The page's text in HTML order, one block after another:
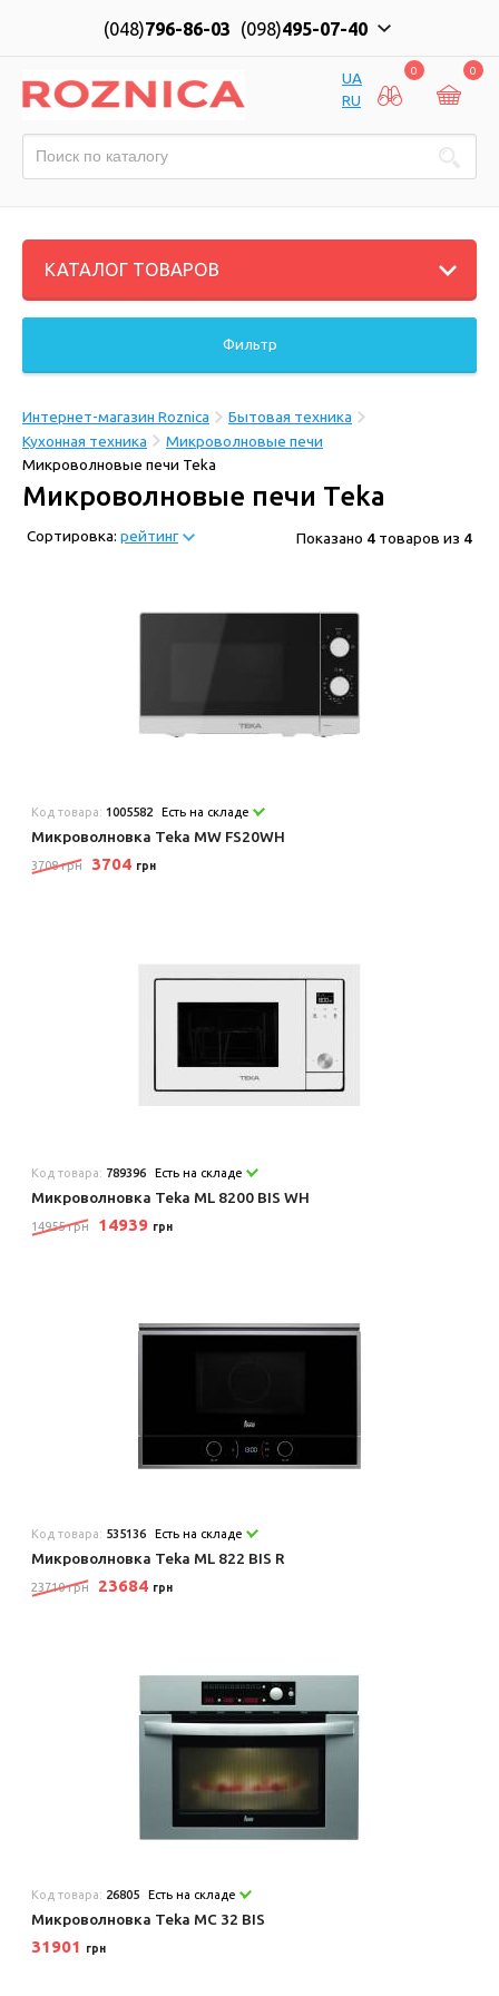
(048)796-86-03 (098)495-07-40
UA
RU
0 0
КАТАЛОГ ТОВАРОВ
Фильтр
Интернет-магазин Roznica
Бытовая техника
Кухонная техника
Микроволновые печи
Микроволновые печи Teka
Микроволновые печи Teka
Сортировка: рейтинг Показано 4 товаров из 4
Код товара: 1005582 Есть на складе
Микроволновка Teka MW FS20WH
3708 грн 3704 грн
Код товара: 789396 Есть на складе
Микроволновка Teka ML 8200 BIS WH
14955 грн 14939 грн
Код товара: 535136 Есть на складе
Микроволновка Teka ML 822 BIS R
23710 грн 23684 грн
Код товара: 26805 Есть на складе
Микроволновка Teka MC 32 BIS
31901 грн